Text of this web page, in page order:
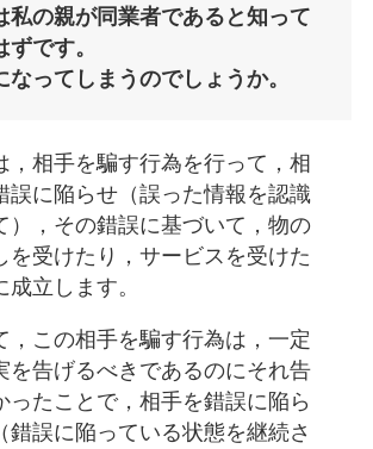
私の親が同業者であると知って
ずです。
なってしまうのでしょうか。
，相手を騙す行為を行って，相
誤に陥らせ（誤った情報を認識
），その錯誤に基づいて，物の
を受けたり，サービスを受けた
成立します。
，この相手を騙す行為は，一定
を告げるべきであるのにそれ告
ったことで，相手を錯誤に陥ら
錯誤に陥っている状態を継続さ